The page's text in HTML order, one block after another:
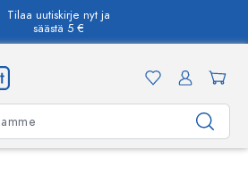
Tilaa uutiskirje nyt ja
säästä 5 €